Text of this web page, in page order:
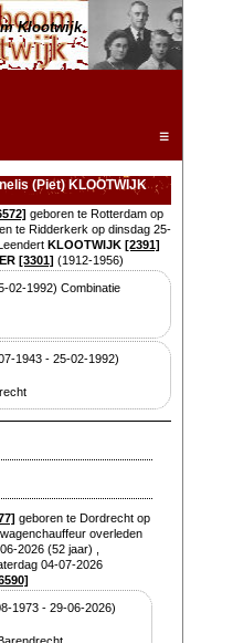
Klootwijk
☰
(Piet) KLOOTWIJK
geboren te Rotterdam op
te Ridderkerk op dinsdag 25-
KLOOTWIJK [2391]
[3301] (1912-1956)
02-1992) Combinatie
1943 - 25-02-1992)
geboren te Dordrecht op
overleden
2026 (52 jaar) ,
04-07-2026
1973 - 29-06-2026)